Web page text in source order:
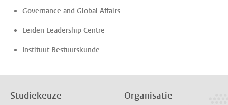
Governance and Global Affairs
Leiden Leadership Centre
Instituut Bestuurskunde
Studiekeuze Organisatie